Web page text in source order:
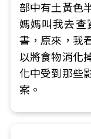
部中有土黃色
媽媽叫我去查
書，原來，我
以將食物消化
化中受到那些
案。